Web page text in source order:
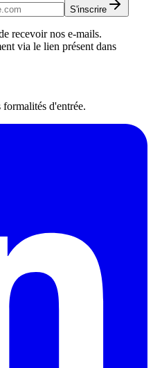
S'inscrire
recevoir nos e-mails.
via le lien présent dans
d'entrée.